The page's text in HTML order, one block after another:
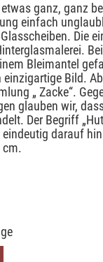
ganz, ganz
einfach
Die
Bleimantel
einzigartige Bild.
„ Zacke“.
glauben wir,
Der Begriff
darauf
cm.